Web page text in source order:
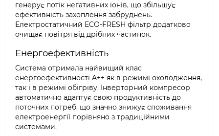
генерує потік негативних іонів, що збільшує
ефективність захоплення забруднень.
Електростатичний ECO-FRESH фільтр додатково
очищає повітря від дрібних частинок.
Енергоефективність
Система отримала найвищий клас
енергоефективності A++ як в режимі охолодження,
так і в режимі обігріву. Інверторний компресор
автоматично адаптує свою продуктивність до
поточних потреб, що значно знижує споживання
електроенергії порівняно з традиційними
системами.